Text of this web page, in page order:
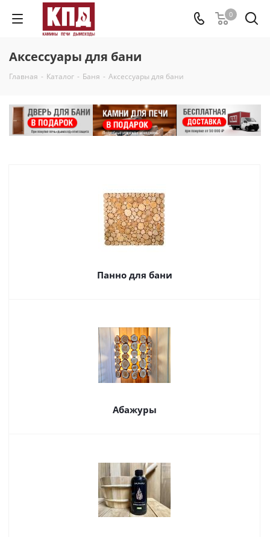
0
Аксессуары для бани
Главная - Каталог - Баня - Аксессуары для бани
Панно для бани
Абажуры